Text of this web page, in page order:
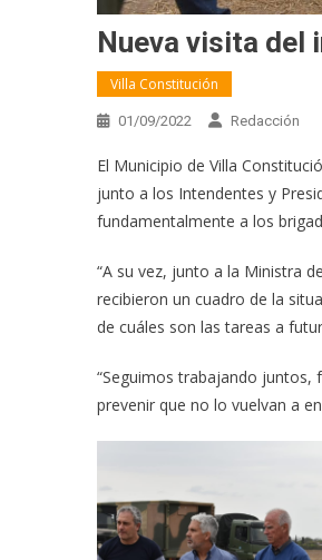
Nueva visita del
Villa Constitución
01/09/2022 Redacción
El Municipio de Villa
junto a los Intendentes y
fundamentalmente a los
“A su vez, junto a la Ministra
recibieron un cuadro de la
de cuáles son las tareas a
“Seguimos trabajando juntos,
prevenir que no lo vuelvan a